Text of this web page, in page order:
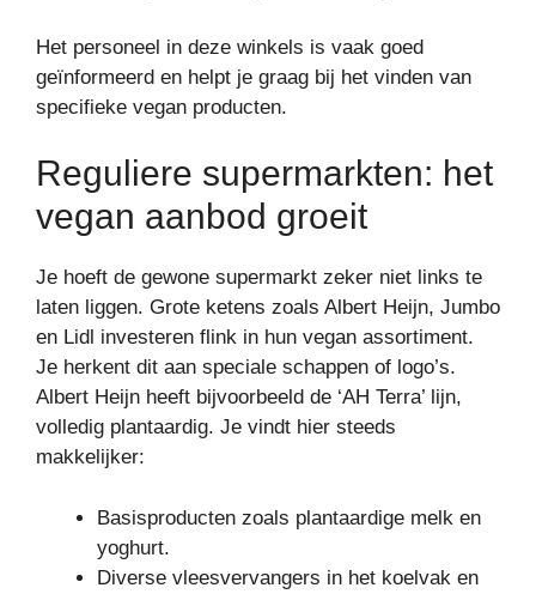
Het personeel in deze winkels is vaak goed
geïnformeerd en helpt je graag bij het vinden van
specifieke vegan producten.
Reguliere supermarkten: het
vegan aanbod groeit
Je hoeft de gewone supermarkt zeker niet links te
laten liggen. Grote ketens zoals Albert Heijn, Jumbo
en Lidl investeren flink in hun vegan assortiment.
Je herkent dit aan speciale schappen of logo’s.
Albert Heijn heeft bijvoorbeeld de ‘AH Terra’ lijn,
volledig plantaardig. Je vindt hier steeds
makkelijker:
Basisproducten zoals plantaardige melk en
yoghurt.
Diverse vleesvervangers in het koelvak en